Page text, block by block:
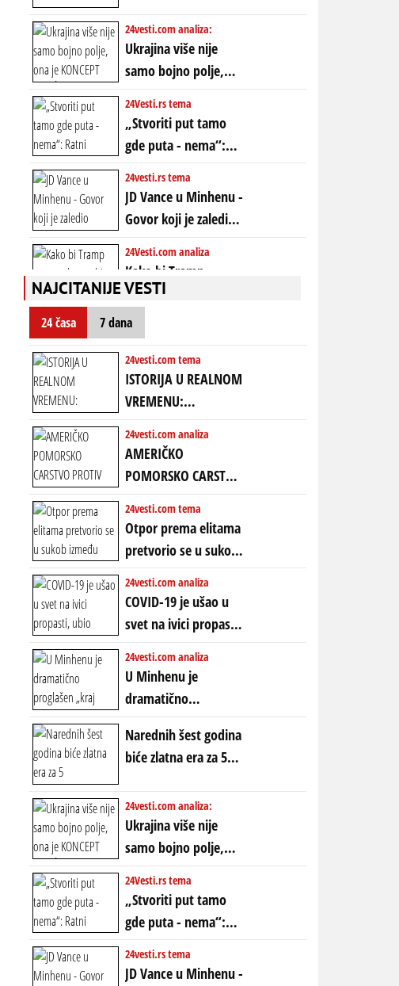
neistinom: forma te
ere završila se na
istom mestu, ali
prošle godine
znakova: Stiže lavina
novca i bogatstva
24vesti.com analiza:
Ukrajina više nije
samo bojno polje,
ona je KONCEPT KOJI
ĆE RASPASTI CEO
ZAPADNI SVET
24Vesti.rs tema
„Stvoriti put tamo
gde puta - nema“:
Ratni gospodari
plaču za starim
poretkom... Bez
ikakve realpolitike u
njima, oni su sada
nebitni kao Zelenski
24vesti.rs tema
JD Vance u Minhenu -
Govor koji je zaledio
Atlantik i duboko
šokirao Evropu (ceo
transkript)
24Vesti.com analiza
Kako bi Tramp
mogao da ugrabi
TREĆI MANDAT -
uprkos 22.
amandmanu
NAJCITANIJE VESTI
24 časa 7 dana
24vesti.com tema
ISTORIJA U REALNOM
VREMENU:
Predstojeći poraz
Amerike u Iranu
uvodi eru
energetskog haosa,
finansijskih
previranja i kolapsa
starog poretka
24vesti.com analiza
AMERIČKO
POMORSKO CARSTVO
PROTIV KINESKOG
KOPNENOG SVETA:
Rat u Iranu je rat za
globalne preferencije
24vesti.com tema
Otpor prema elitama
pretvorio se u sukob
između običnih ljudi:
ZAŠTO SE DEŠAVA
EKSTREMNA
POLARIZACIJA?
24vesti.com analiza
COVID-19 je ušao u
svet na ivici propasti,
ubio milione, ali je
spasao sistem
24vesti.com analiza
U Minhenu je
dramatično
proglašen „kraj jedne
ere“, ali sa
dvostrukom
neistinom: forma te
ere završila se na
istom mestu, ali
prošle godine
Narednih šest godina
biće zlatna era za 5
znakova: Stiže lavina
novca i bogatstva
24vesti.com analiza:
Ukrajina više nije
samo bojno polje,
ona je KONCEPT KOJI
ĆE RASPASTI CEO
ZAPADNI SVET
24Vesti.rs tema
„Stvoriti put tamo
gde puta - nema“:
Ratni gospodari
plaču za starim
24vesti.rs tema
JD Vance u Minhenu -